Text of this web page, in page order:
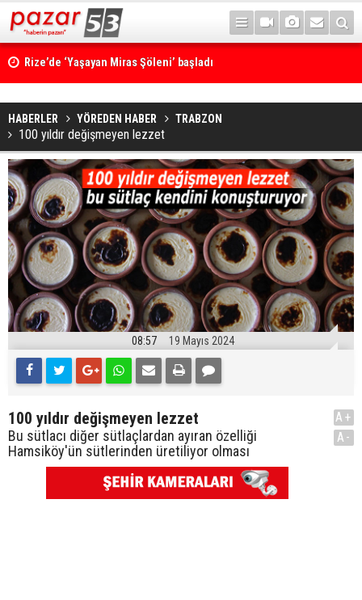
Rize’de ‘Yaşayan Miras Şöleni’ başladı
HABERLER YÖREDEN HABER TRABZON
100 yıldır değişmeyen lezzet
08:57 19 Mayıs 2024
100 yıldır değişmeyen lezzet
Bu sütlacı diğer sütlaçlardan ayıran özelliği
Hamsiköy'ün sütlerinden üretiliyor olması
A+
A-